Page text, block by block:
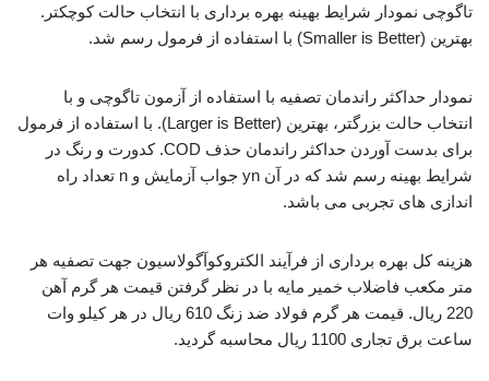
تاگوچی نمودار شرایط بهینه بهره برداری با انتخاب حالت کوچکتر.
بهترین (Smaller is Better) با استفاده از فرمول رسم شد.
نمودار حداکثر راندمان تصفیه با استفاده از آزمون تاگوچی و با
انتخاب حالت بزرگتر، بهترین (Larger is Better). با استفاده از فرمول
برای بدست آوردن حداکثر راندمان حذف COD. کدورت و رنگ در
شرایط بهینه رسم شد که در آن yn جواب آزمایش و n تعداد راه
اندازی های تجربی می باشد.
هزینه کل بهره برداری از فرآیند الکتروکوآگولاسیون جهت تصفیه هر
متر مکعب فاضلاب خمیر مایه با در نظر گرفتن قیمت هر گرم آهن
220 ریال. قیمت هر گرم فولاد ضد زنگ 610 ریال در هر کیلو وات
ساعت برق تجاری 1100 ریال محاسبه گردید.